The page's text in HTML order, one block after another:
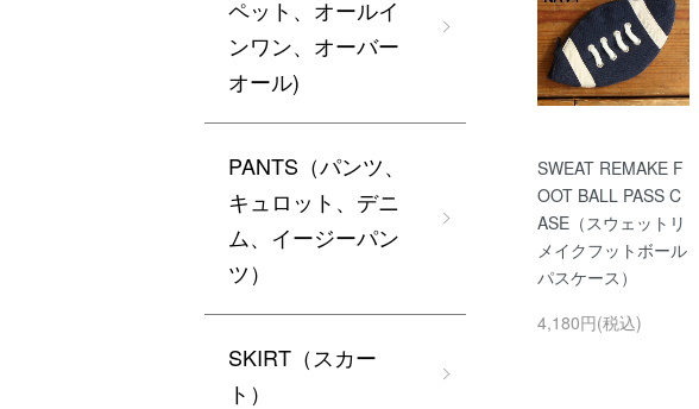
SWEAT REMAKE F
OOT BALL PASS C
ASE（スウェットリ
メイクフットボール
パスケース）
4,180円(税込)
ペット、オールイ
ンワン、オーバー
オール)
PANTS（パンツ、
キュロット、デニ
ム、イージーパン
ツ）
SKIRT（スカー
ト）